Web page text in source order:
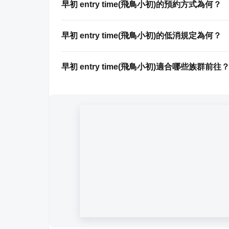
早初 entry time(飛鳥小初)的預約方式為何？
早初 entry time(飛鳥小初)的低消規定為何？
早初 entry time(飛鳥小初)適合哪些族群前往？